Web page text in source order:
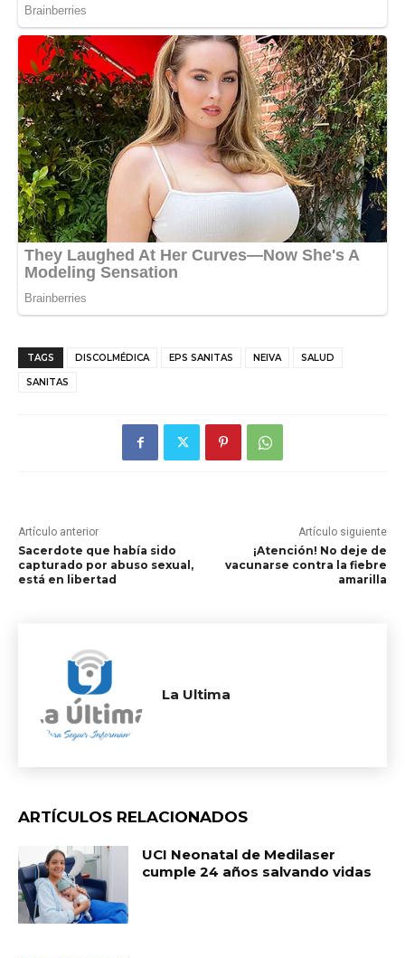
TAGS DISCOLMÉDICA EPS SANITAS NEIVA SALUD
SANITAS
Artículo anterior
Sacerdote que había sido
capturado por abuso sexual,
está en libertad
Artículo siguiente
¡Atención! No deje de
vacunarse contra la fiebre
amarilla
La Ultima
ARTÍCULOS RELACIONADOS
UCI Neonatal de Medilaser
cumple 24 años salvando vidas